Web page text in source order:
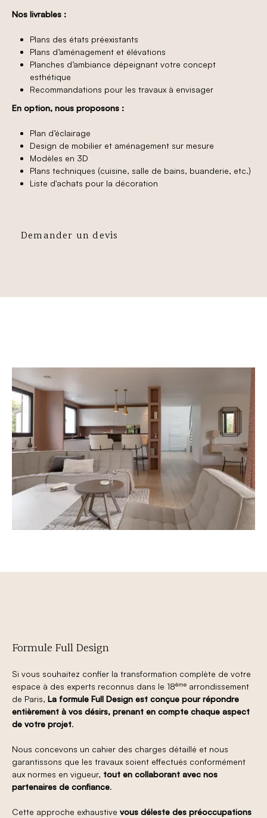
Nos livrables :
Plans des états préexistants
Plans d’aménagement et élévations
Planches d’ambiance dépeignant votre concept
esthétique
Recommandations pour les travaux à envisager
En option, nous proposons :
Plan d’éclairage
Design de mobilier et aménagement sur mesure
Modèles en 3D
Plans techniques (cuisine, salle de bains, buanderie, etc.)
Liste d'achats pour la décoration
Demander un devis
Formule Full Design
Si vous souhaitez confier la transformation complète de votre
espace à des experts reconnus dans le 18ème arrondissement
de Paris, La formule Full Design est conçue pour répondre
entièrement à vos désirs, prenant en compte chaque aspect
de votre projet.
Nous concevons un cahier des charges détaillé et nous
garantissons que les travaux soient effectués conformément
aux normes en vigueur, tout en collaborant avec nos
partenaires de confiance.
Cette approche exhaustive vous déleste des préoccupations